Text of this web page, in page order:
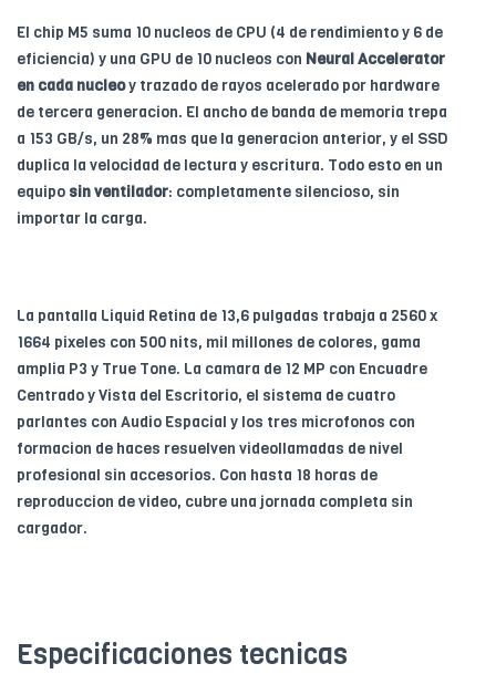
El chip M5 suma 10 nucleos de CPU (4 de rendimiento y 6 de
eficiencia) y una GPU de 10 nucleos con Neural Accelerator
en cada nucleoy trazado de rayos acelerado por hardware
de tercera generacion. El ancho de banda de memoria trepa
a 153 GB/s, un 28% mas que la generacion anterior, y el SSD
duplica la velocidad de lectura y escritura. Todo esto en un
equipo sin ventilador: completamente silencioso, sin
importar la carga.
La pantalla Liquid Retina de 13,6 pulgadas trabaja a 2560 x
1664 pixeles con 500 nits, mil millones de colores, gama
amplia P3 y True Tone. La camara de 12 MP con Encuadre
Centrado y Vista del Escritorio, el sistema de cuatro
parlantes con Audio Espacial y los tres microfonos con
formacion de haces resuelven videollamadas de nivel
profesional sin accesorios. Con hasta 18 horas de
reproduccion de video, cubre una jornada completa sin
cargador.
Especificaciones tecnicas